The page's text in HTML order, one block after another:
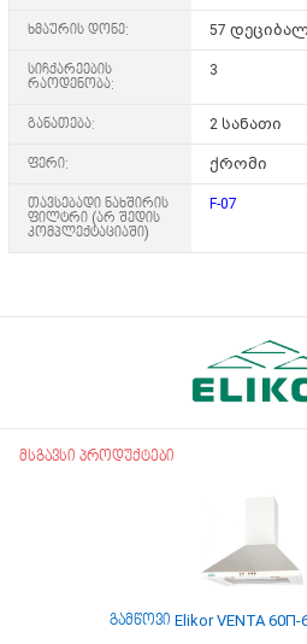
ხმაურის დონე: 57
სიჩქარეების
რაოდენობა:
3
განათება: 2 სანათი
ფერი: ქრომი
თავსებადი ნახშირის
ფილტრი (არ შედის
კომპლექტაციაში)
F-07
მსგავსი პროდუქტები
გამწოვი Elikor VENTA